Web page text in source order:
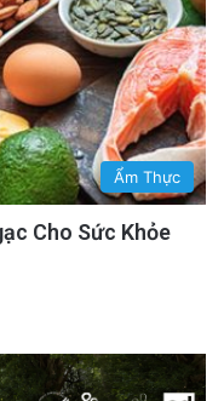
Ẩm Thực
Cho Sức Khỏe